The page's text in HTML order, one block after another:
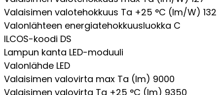
Valaisimen valotehokkuus Ta +25 °C (lm/W) 132
Valonlähteen energiatehokkuusluokka C
ILCOS-koodi DS
Lampun kanta LED-moduuli
Valonlähde LED
Valaisimen valovirta max Ta (lm) 9000
Valaisimen valovirta Ta +25 °C (lm) 9350